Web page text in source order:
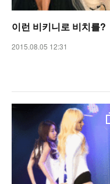
이런 비키니로 비치를?
2015.08.05 12:31